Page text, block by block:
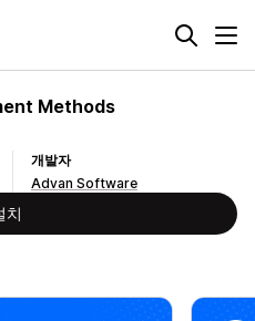
Methods
개발자
Advan Software
치